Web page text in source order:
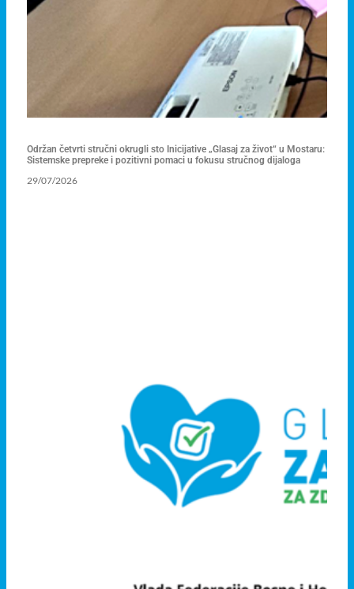
Održan četvrti stručni okrugli sto Inicijative „Glasaj za život“ u Mostaru:
Sistemske prepreke i pozitivni pomaci u fokusu stručnog dijaloga
29/07/2026